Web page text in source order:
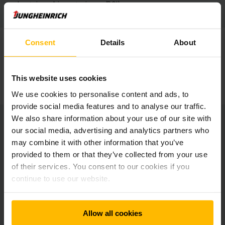
Consent Details About
This website uses cookies
We use cookies to personalise content and ads, to
provide social media features and to analyse our traffic.
We also share information about your use of our site with
our social media, advertising and analytics partners who
may combine it with other information that you’ve
provided to them or that they’ve collected from your use
of their services. You consent to our cookies if you
continue to use our website.
Allow all cookies
avkastning på investeringen (ROI).
«Det vi har sett er bare begynnelsen. Med hver ny innovasjon
og hvert gjennombrudd innen automasjon, beveger vi oss
suksess går hånd i hånd,» uttaler Jens Iver Gjerlaug, leder
Nysgjerrig på om automatisering er noe
for din lagerdrift? Ta kontakt!
TA KONTAKT FOR EN UFORPLIKTENDE PRAT